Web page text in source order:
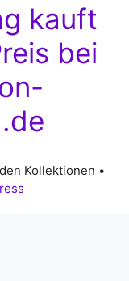
kauft
bei
Kollektionen •